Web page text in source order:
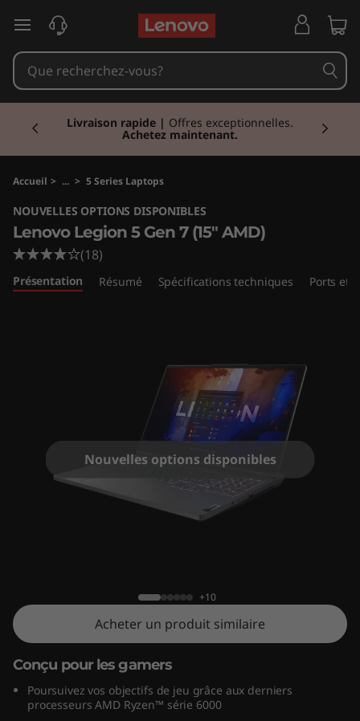
e
n
v
o
L
e
g
1
5
passer au contenu principal
Réduction I Economisez jusqu'à 43% de
réduction sur les PC sélectionnés.Acheter
maintenant
Accueil > ... > 5 Series Laptops
NOUVELLES OPTIONS DISPONIBLES
Lenovo Legion 5 Gen 7 (15" AMD)
(18)
Présentation Résumé Spécifications techniques Ports et
Nouvelles options disponibles
+10
Acheter un produit similaire
Conçu pour les gamers
Poursuivez vos objectifs de jeu grâce aux derniers
processeurs AMD Ryzen™ série 6000